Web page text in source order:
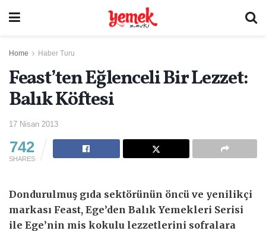
Home Haber Turu
Feast’ten Eğlenceli Bir Lezzet:
Balık Köftesi
17 Nisan 2013
742
SHARES
Dondurulmuş gıda sektörünün öncü ve yenilikçi
markası Feast, Ege’den Balık Yemekleri Serisi
ile Ege’nin mis kokulu lezzetlerini sofralara